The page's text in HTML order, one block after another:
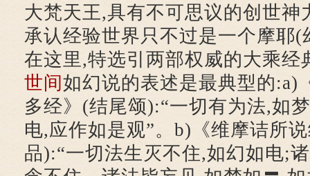
大梵天王,具有不可思议的创世神
承认经验世界只不过是一个摩耶(
在这里,特选引两部权威的大乘经
世间如幻说的表述是最典型的:a)
多经》(结尾颂):“一切有为法,如
电,应作如是观”。b)《维摩诘所
品):“一切法生灭不住,如幻如电;